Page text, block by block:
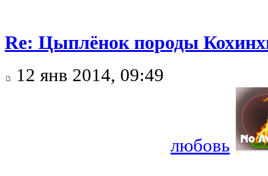
Re: Цыплёнок породы
12 янв 2014, 09:49
любовь